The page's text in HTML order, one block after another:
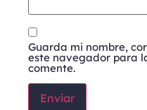
Guarda mi nombre,
este navegador para
comente.